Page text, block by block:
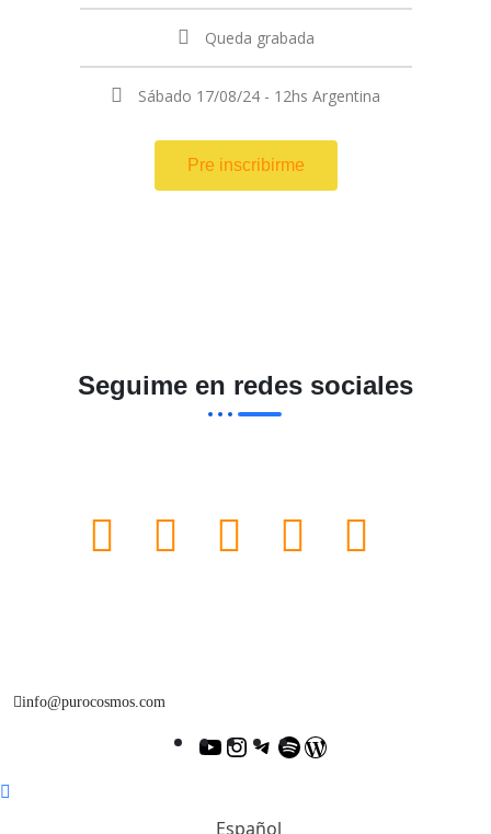
Queda grabada
Sábado 17/08/24 - 12hs Argentina
Pre inscribirme
Seguime en redes sociales
info@purocosmos.com
Español